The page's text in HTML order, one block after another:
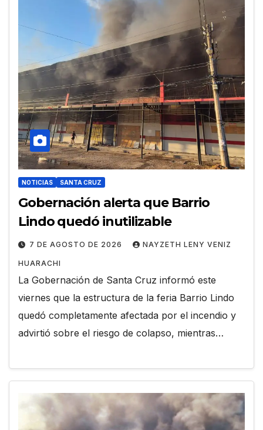
NOTICIAS SANTA CRUZ
Gobernación alerta que Barrio
Lindo quedó inutilizable
7 DE AGOSTO DE 2026 NAYZETH LENY VENIZ
HUARACHI
La Gobernación de Santa Cruz informó este
viernes que la estructura de la feria Barrio Lindo
quedó completamente afectada por el incendio y
advirtió sobre el riesgo de colapso, mientras…